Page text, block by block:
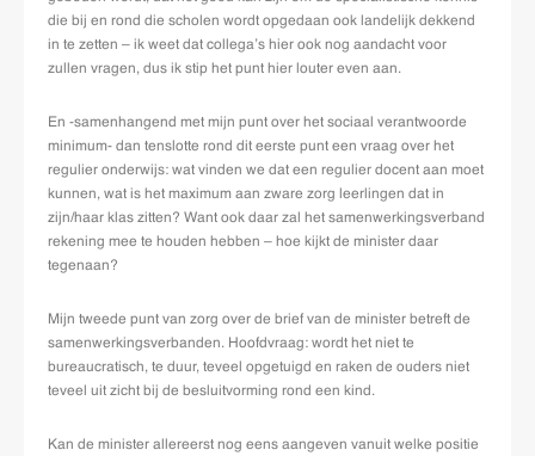
die bij en rond die scholen wordt opgedaan ook landelijk dekkend
in te zetten – ik weet dat collega’s hier ook nog aandacht voor
zullen vragen, dus ik stip het punt hier louter even aan.
En -samenhangend met mijn punt over het sociaal verantwoorde
minimum- dan tenslotte rond dit eerste punt een vraag over het
regulier onderwijs: wat vinden we dat een regulier docent aan moet
kunnen, wat is het maximum aan zware zorg leerlingen dat in
zijn/haar klas zitten? Want ook daar zal het samenwerkingsverband
rekening mee te houden hebben – hoe kijkt de minister daar
tegenaan?
Mijn tweede punt van zorg over de brief van de minister betreft de
samenwerkingsverbanden. Hoofdvraag: wordt het niet te
bureaucratisch, te duur, teveel opgetuigd en raken de ouders niet
teveel uit zicht bij de besluitvorming rond een kind.
Kan de minister allereerst nog eens aangeven vanuit welke positie